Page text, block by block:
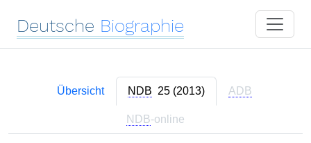
Deutsche Biographie
Übersicht NDB 25 (2013) ADB
NDB-online